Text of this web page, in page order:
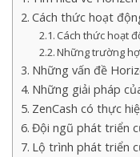
Cách thức hoạt
Cách thức hoạt
Những trường
Những vấn đề
Những giải pháp
ZenCash có thực
Đội ngũ phát triển
Lộ trình phát triển